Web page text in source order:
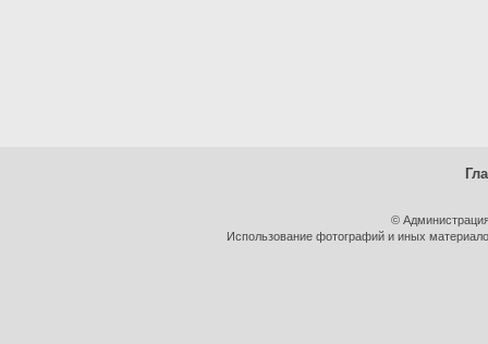
©
Использование фотографий и иных